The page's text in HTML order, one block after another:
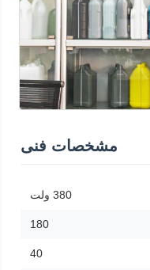
مشخصات فنی
380 ولت
180
40